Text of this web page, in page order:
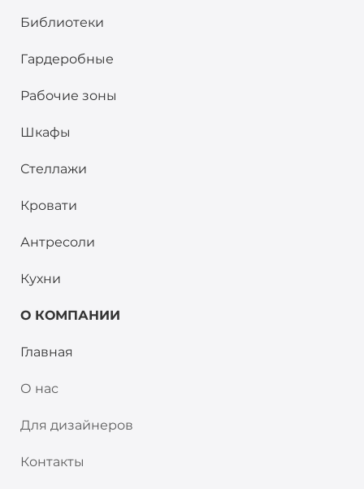
Библиотеки
Гардеробные
Рабочие зоны
Шкафы
Стеллажи
Кровати
Антресоли
Кухни
О КОМПАНИИ
Главная
О нас
Для дизайнеров
Контакты